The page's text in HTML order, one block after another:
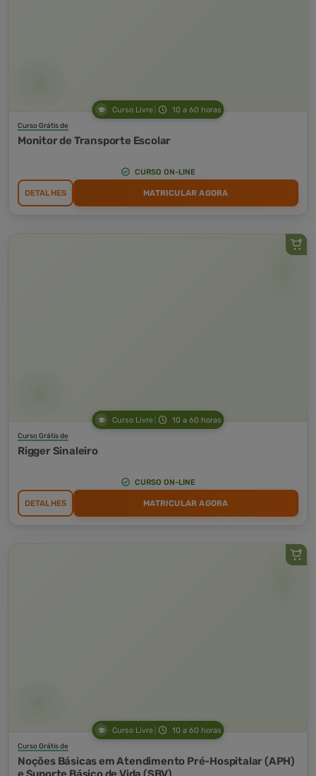
Curso Livre 10 a 60 horas
Curso Grátis de
Monitor de Transporte Escolar
CURSO ON-LINE
DETALHES MATRICULAR AGORA
Curso Livre 10 a 60 horas
Curso Grátis de
Rigger Sinaleiro
CURSO ON-LINE
DETALHES MATRICULAR AGORA
Curso Livre 10 a 60 horas
Curso Grátis de
Noções Básicas em Atendimento Pré-Hospitalar (APH)